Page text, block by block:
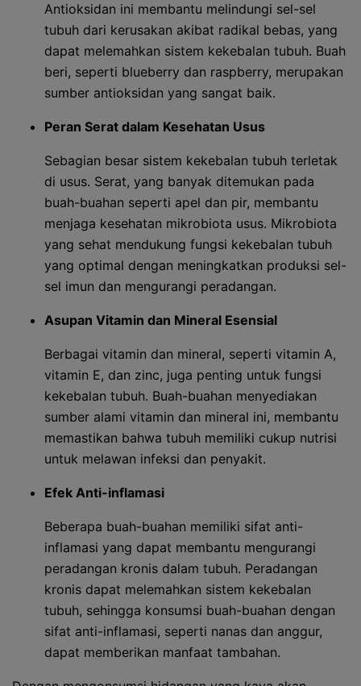
Antioksidan ini membantu melindungi sel-sel
tubuh dari kerusakan akibat radikal bebas, yang
dapat melemahkan sistem kekebalan tubuh. Buah
beri, seperti blueberry dan raspberry, merupakan
sumber antioksidan yang sangat baik.
Peran Serat dalam Kesehatan Usus
Sebagian besar sistem kekebalan tubuh terletak
di usus. Serat, yang banyak ditemukan pada
buah-buahan seperti apel dan pir, membantu
menjaga kesehatan mikrobiota usus. Mikrobiota
yang sehat mendukung fungsi kekebalan tubuh
yang optimal dengan meningkatkan produksi sel-
sel imun dan mengurangi peradangan.
Asupan Vitamin dan Mineral Esensial
Berbagai vitamin dan mineral, seperti vitamin A,
vitamin E, dan zinc, juga penting untuk fungsi
kekebalan tubuh. Buah-buahan menyediakan
sumber alami vitamin dan mineral ini, membantu
memastikan bahwa tubuh memiliki cukup nutrisi
untuk melawan infeksi dan penyakit.
Efek Anti-inflamasi
Beberapa buah-buahan memiliki sifat anti-
inflamasi yang dapat membantu mengurangi
peradangan kronis dalam tubuh. Peradangan
kronis dapat melemahkan sistem kekebalan
tubuh, sehingga konsumsi buah-buahan dengan
sifat anti-inflamasi, seperti nanas dan anggur,
dapat memberikan manfaat tambahan.